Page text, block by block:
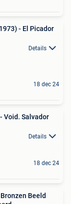
- El Picador
Details
18 dec 24
Void. Salvador
Details
18 dec 24
Beeld